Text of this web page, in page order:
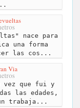
nace para
una forma
las cos...
Via
vez que fui y
las edades,
trabaja...